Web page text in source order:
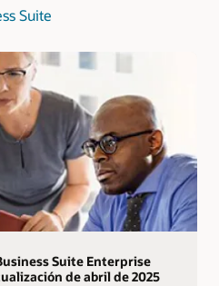
Suite
Suite Enterprise
de abril de 2025